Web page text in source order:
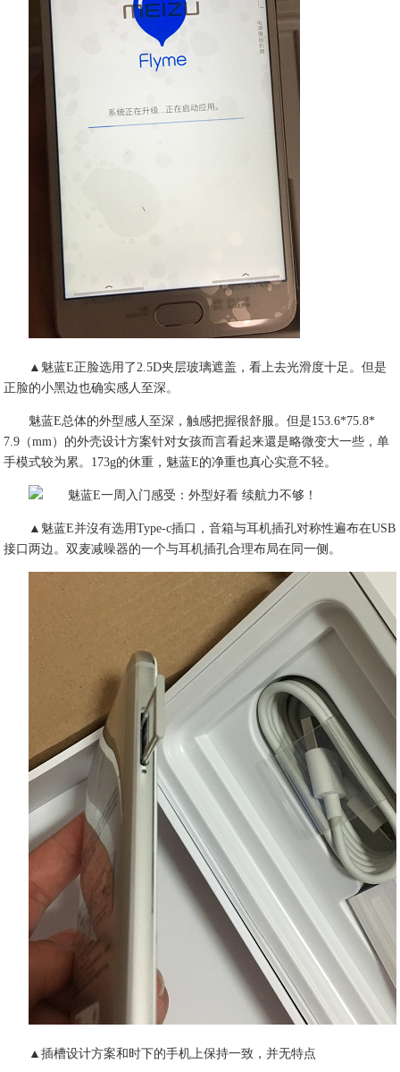
▲魅蓝E正脸选用了2.5D夹层玻璃遮盖，看上去光滑度十足。但是
正脸的小黑边也确实感人至深。
魅蓝E总体的外型感人至深，触感把握很舒服。但是153.6*75.8*
7.9（mm）的外壳设计方案针对女孩而言看起来還是略微变大一些，单
手模式较为累。173g的休重，魅蓝E的净重也真心实意不轻。
▲魅蓝E并沒有选用Type-c插口，音箱与耳机插孔对称性遍布在USB
接口两边。双麦减噪器的一个与耳机插孔合理布局在同一侧。
▲插槽设计方案和时下的手机上保持一致，并无特点